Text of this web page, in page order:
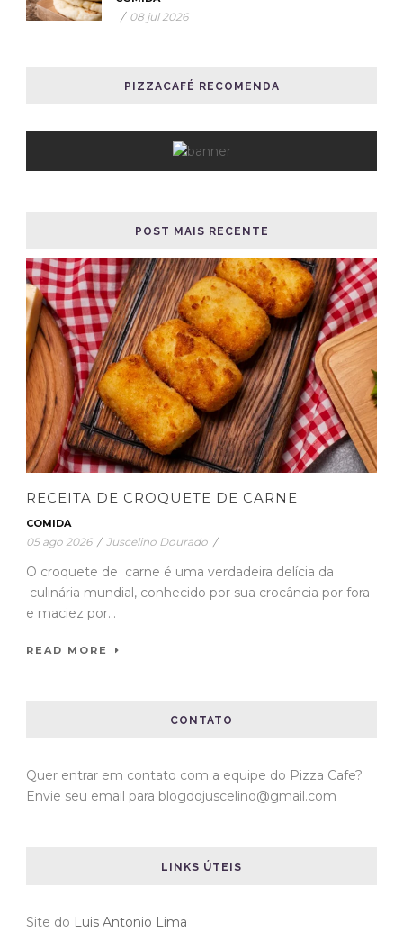
/ 08 jul 2026
PIZZACAFÉ RECOMENDA
POST MAIS RECENTE
RECEITA DE CROQUETE DE CARNE
COMIDA
05 ago 2026 / Juscelino Dourado /
O croquete de carne é uma verdadeira delícia da
culinária mundial, conhecido por sua crocância por fora
e maciez por...
READ MORE
CONTATO
Quer entrar em contato com a equipe do Pizza Cafe?
Envie seu email para blogdojuscelino@gmail.com
LINKS ÚTEIS
Site do Luis Antonio Lima